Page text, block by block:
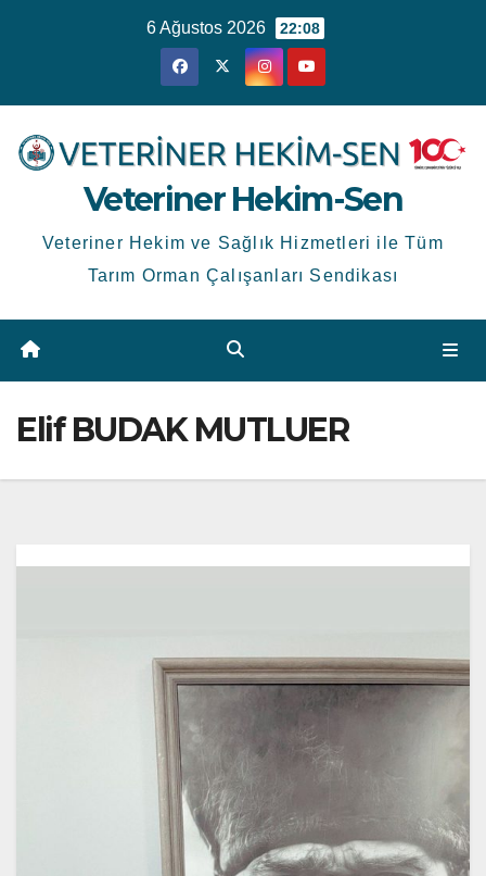
6 Ağustos 2026 22:08
Veteriner Hekim-Sen
Veteriner Hekim ve Sağlık Hizmetleri ile Tüm
Tarım Orman Çalışanları Sendikası
Elif BUDAK MUTLUER